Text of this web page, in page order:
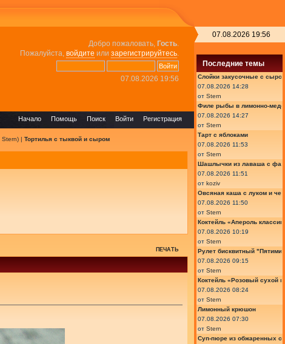
Добро пожаловать, Гость.
Пожалуйста, войдите или зарегистрируйтесь.
07.08.2026 19:56
Регистрация
Войти
Поиск
Помощь
Начало
Stern) | Тортилья с тыквой и сыром
ПЕЧАТЬ
07.08.2026 19:56
Последние темы
Слойки закусочные с
07.08.2026 14:28
от Stern
Филе рыбы в лимонно-
07.08.2026 14:27
от Stern
Тарт с яблоками
07.08.2026 11:53
от Stern
Шашлычки из лаваша с
07.08.2026 11:51
от koziv
Овсяная каша с луком и
07.08.2026 11:50
от Stern
Коктейль «Апероль
07.08.2026 10:19
от Stern
Рулет бисквитный
07.08.2026 09:15
от Stern
Коктейль «Розовый сухой
07.08.2026 08:24
от Stern
Лимонный крюшон
07.08.2026 07:30
от Stern
Суп-пюре из обжаренных